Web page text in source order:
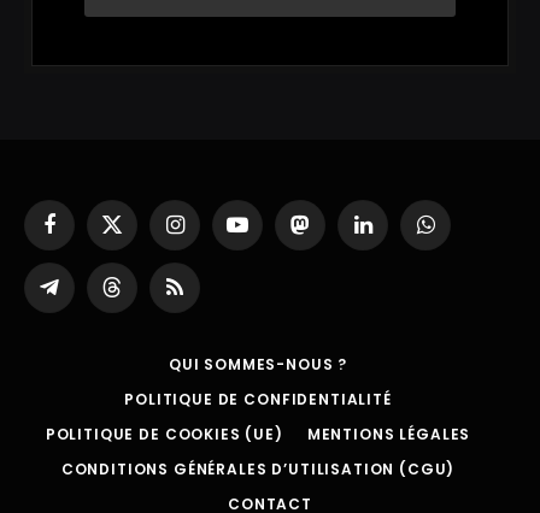
Facebook
X
(Twitter)
InstagramYouTubeMastodonLinkedInWhatsApp
Partager
sur
ThreadsRSS
QUI SOMMES-NOUS ?
POLITIQUE DE CONFIDENTIALITÉ
POLITIQUE DE COOKIES (UE)
MENTIONS LÉGALES
CONDITIONS GÉNÉRALES D’UTILISATION (CGU)
CONTACT